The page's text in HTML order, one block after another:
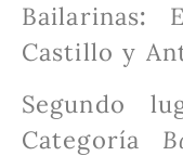
Bailarinas:
Castillo y
Segundo
Categoría